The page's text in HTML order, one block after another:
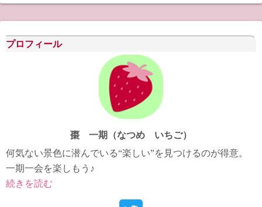
カ
イ
ブ
プロフィール
棗 一期（なつめ いちご）
何気ない景色に潜んでいる“楽しい”を見つけるのが得意。
一期一会を楽しもう♪
続きを読む